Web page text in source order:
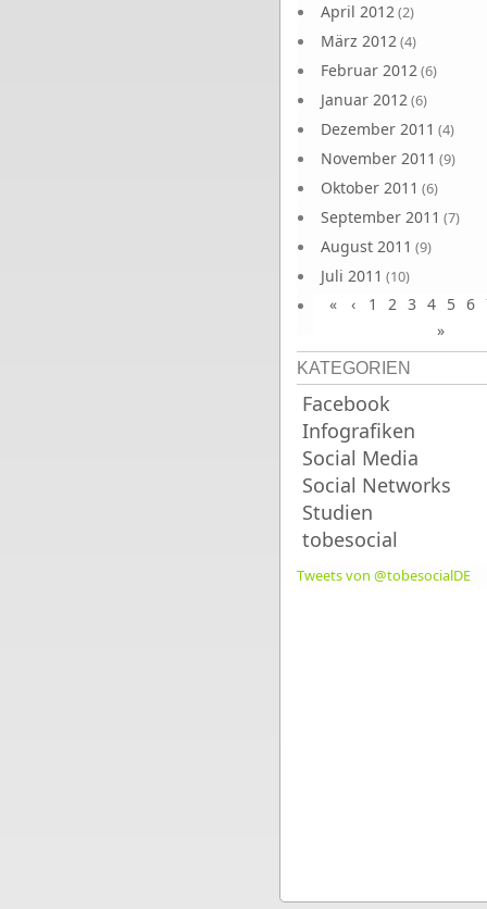
April 2012(2)
März 2012(4)
Februar 2012(6)
Januar 2012(6)
Dezember 2011 (4)
November 2011 (9)
Oktober 2011 (6)
September 2011 (7)
August 2011 (9)
Juli 2011 (10)
Juni 2011(9)
« ‹ 1 2 3 4 5 6
»
KATEGORIEN
Facebook
Infografiken
Social Media
Social Networks
Studien
tobesocial
Tweets von @tobesocialDE